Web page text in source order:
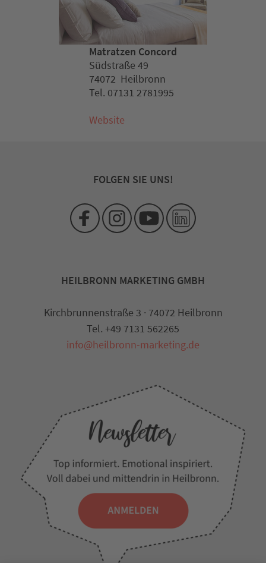
Matratzen Concord
Südstraße 49
74072 Heilbronn
Tel. 07131 2781995
Website
FOLGEN SIE UNS!
HEILBRONN MARKETING GMBH
Kirchbrunnenstraße 3 · 74072 Heilbronn
Tel. +49 7131 562265
info@heilbronn-marketing.de